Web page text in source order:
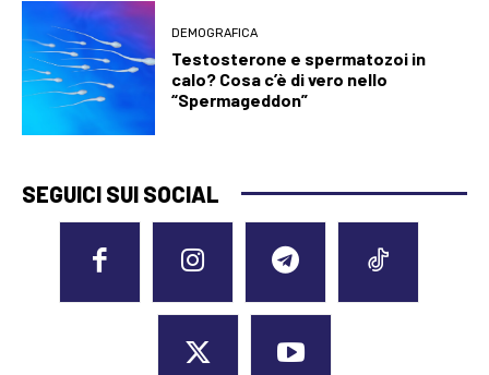
DEMOGRAFICA
Testosterone e spermatozoi in
calo? Cosa c’è di vero nello
“Spermageddon”
SEGUICI SUI SOCIAL